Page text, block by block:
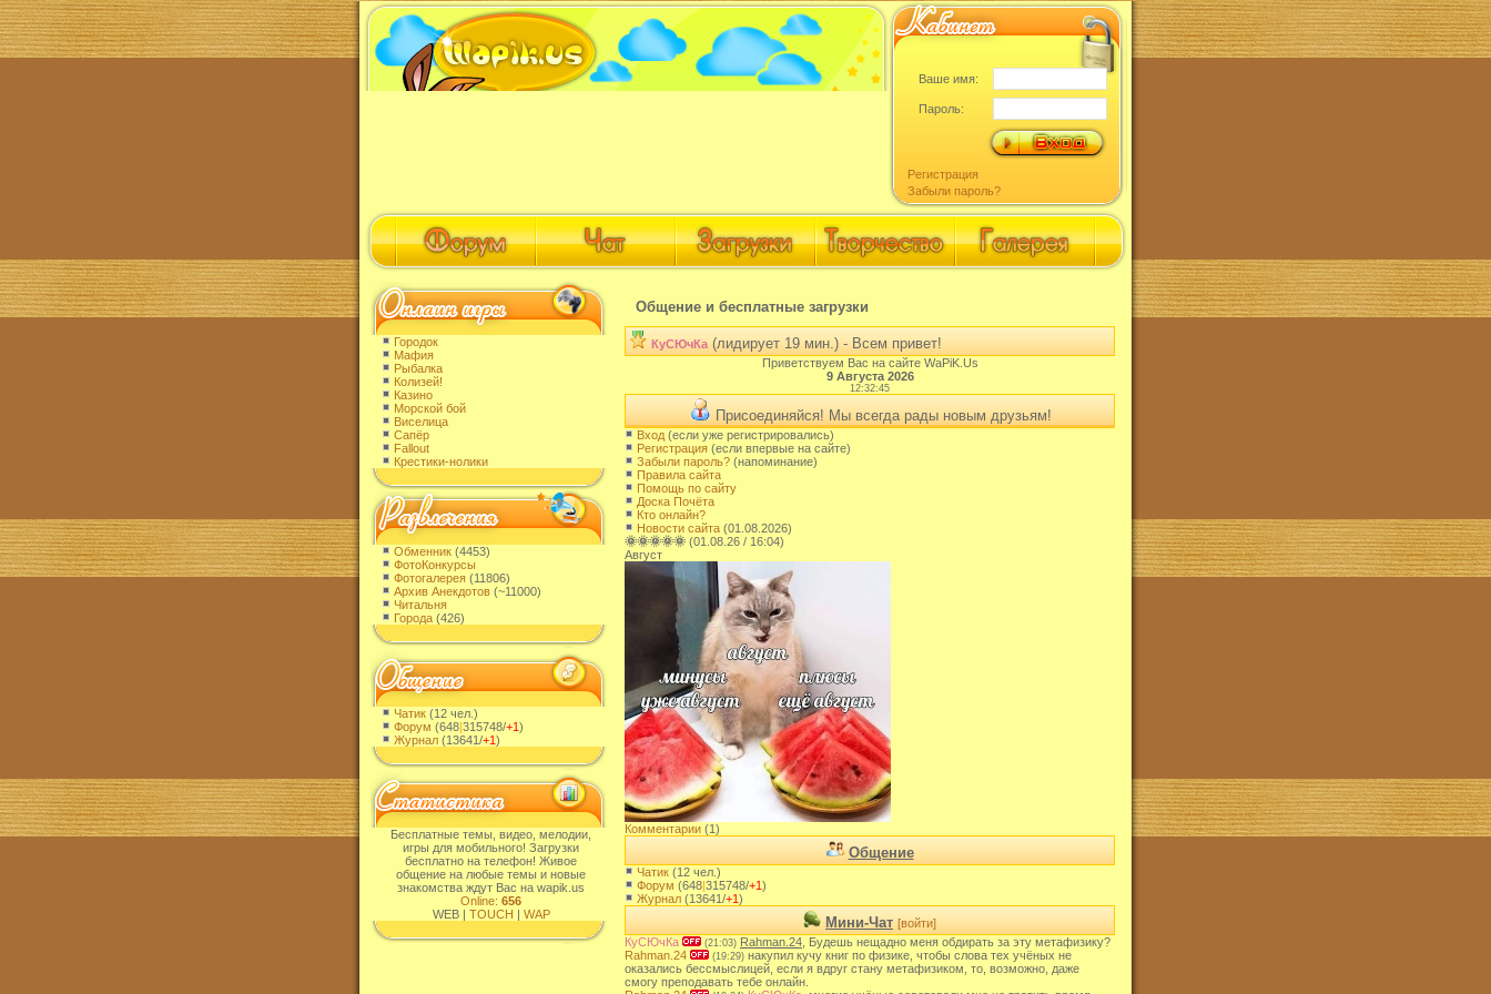
Ваше имя:
Пароль:
Регистрация
Забыли пароль?
Городок
Мафия
Рыбалка
Колизей!
Казино
Морской бой
Виселица
Сапёр
Fallout
Крестики-нолики
Обменник (4453)
ФотоКонкурсы
Фотогалерея (11806)
Архив Анекдотов (~11000)
Читальня
Города (426)
Чатик (12 чел.)
Форум (648|315748/+1)
Журнал (13641/+1)
Бесплатные темы, видео, мелодии,
игры для мобильного! Загрузки
бесплатно на телефон! Живое
общение на любые темы и новые
знакомства ждут Вас на wapik.us
Online: 656
WEB | TOUCH | WAP
Общение и бесплатные загрузки
КуСЮчКа(лидирует 19 мин.) - Всем привет!
Приветствуем Вас на сайте WaPiK.Us
9 Августа 2026
12:32:45
Присоединяйся! Мы всегда рады новым друзьям!
Вход (если уже регистрировались)
Регистрация (если впервые на сайте)
Забыли пароль? (напоминание)
Правила сайта
Помощь по сайту
Доска Почёта
Кто онлайн?
Новости сайта (01.08.2026)
🌞🌞🌞🌞🌞 (01.08.26 / 16:04)
Август
Комментарии (1)
Общение
Чатик (12 чел.)
Форум (648|315748/+1)
Журнал (13641/+1)
Мини-Чат [войти]
КуСЮчКа
(21:03) Rahman.24 , Будешь нещадно меня обдирать за эту метафизику?
Rahman.24
(19:29) накупил кучу книг по физике, чтобы слова тех учёных не
оказались бессмыслицей, если я вдруг стану метафизиком, то, возможно, даже
смогу преподавать тебе онлайн.